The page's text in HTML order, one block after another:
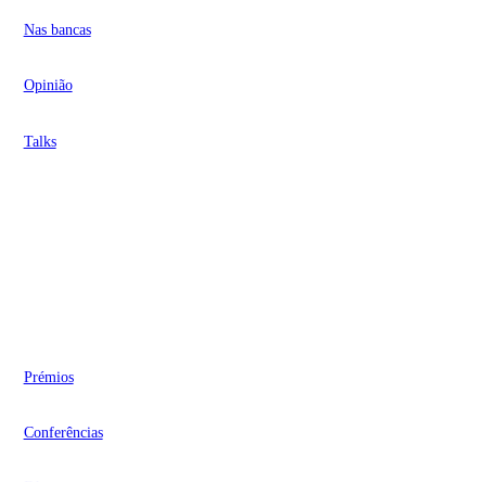
Nas bancas
Opinião
Talks
Prémios
Conferências